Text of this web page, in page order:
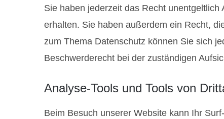
Sie haben jederzeit das Recht
erhalten. Sie haben außerdem ein Recht,
zum Thema Datenschutz können Sie sich
Beschwerderecht bei der zuständigen
Analyse-Tools und Tools von
Beim Besuch unserer Website kann Ihr